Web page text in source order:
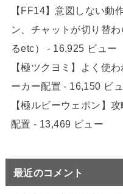
【FF14】意図しない動
ン、チャットが切り替
るetc）
- 16,925 ビュー
【極ツクヨミ】よく使
ーカー配置 - 16,150 ビ
【極ルビーウェポン】
配置 - 13,469 ビュー
最近のコメント